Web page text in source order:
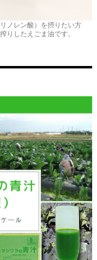
ノレン酸）を摂りたい方
りしたえごま油です。